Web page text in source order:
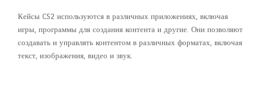
Кейсы CS2 используются в различных приложениях, включая
игры, программы для создания контента и другие. Они позволяют
создавать и управлять контентом в различных форматах, включая
текст, изображения, видео и звук.